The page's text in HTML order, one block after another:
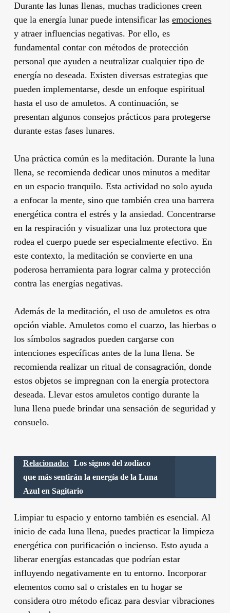
Durante las lunas llenas, muchas tradiciones creen
que la energía lunar puede intensificar las emociones
y atraer influencias negativas. Por ello, es
fundamental contar con métodos de protección
personal que ayuden a neutralizar cualquier tipo de
energía no deseada. Existen diversas estrategias que
pueden implementarse, desde un enfoque espiritual
hasta el uso de amuletos. A continuación, se
presentan algunos consejos prácticos para protegerse
durante estas fases lunares.
Una práctica común es la meditación. Durante la luna
llena, se recomienda dedicar unos minutos a meditar
en un espacio tranquilo. Esta actividad no solo ayuda
a enfocar la mente, sino que también crea una barrera
energética contra el estrés y la ansiedad. Concentrarse
en la respiración y visualizar una luz protectora que
rodea el cuerpo puede ser especialmente efectivo. En
este contexto, la meditación se convierte en una
poderosa herramienta para lograr calma y protección
contra las energías negativas.
Además de la meditación, el uso de amuletos es otra
opción viable. Amuletos como el cuarzo, las hierbas o
los símbolos sagrados pueden cargarse con
intenciones específicas antes de la luna llena. Se
recomienda realizar un ritual de consagración, donde
estos objetos se impregnan con la energía protectora
deseada. Llevar estos amuletos contigo durante la
luna llena puede brindar una sensación de seguridad y
consuelo.
Relacionado:
Los signos del zodiaco
que más sentirán la energía de la Luna
Azul en Sagitario
Limpiar tu espacio y entorno también es esencial. Al
inicio de cada luna llena, puedes practicar la limpieza
energética con purificación o incienso. Esto ayuda a
liberar energías estancadas que podrían estar
influyendo negativamente en tu entorno. Incorporar
elementos como sal o cristales en tu hogar se
considera otro método eficaz para desviar vibraciones